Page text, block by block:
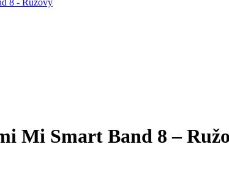
Mi Smart Band 8 –